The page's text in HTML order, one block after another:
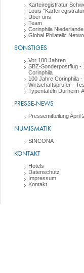
Karteiregistratur
Louis
Über uns
Team
Corinphila Niederlande
Global Philatelic
SONSTIGES
Vor 180 Jahren ...
SBZ-Sonderpostflug -
Corinphila
100 Jahre Corinphila -
Wirtschaftsprüfer -
Typentafeln Durheim-
PRESSE-NEWS
Pressemitteilung April
NUMISMATIK
SINCONA
KONTAKT
Hotels
Datenschutz
Impressum
Kontakt